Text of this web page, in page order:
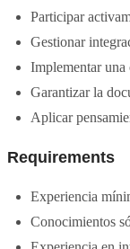
Participar
Gestionar
Implementar una
Garantizar la
Aplicar
Requirements
Experiencia
Conocimientos